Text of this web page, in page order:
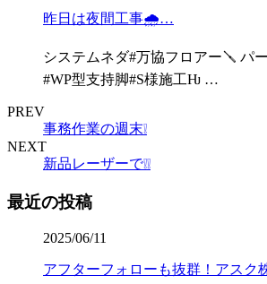
昨日は夜間工事🌧…
システムネダ#万協フロアー🪛 パ
#WP型支持脚#S様施工Ƕ …
PREV
事務作業の週末❕
NEXT
新品レーザーで❕❕
最近の投稿
2025/06/11
アフターフォローも抜群！アスク